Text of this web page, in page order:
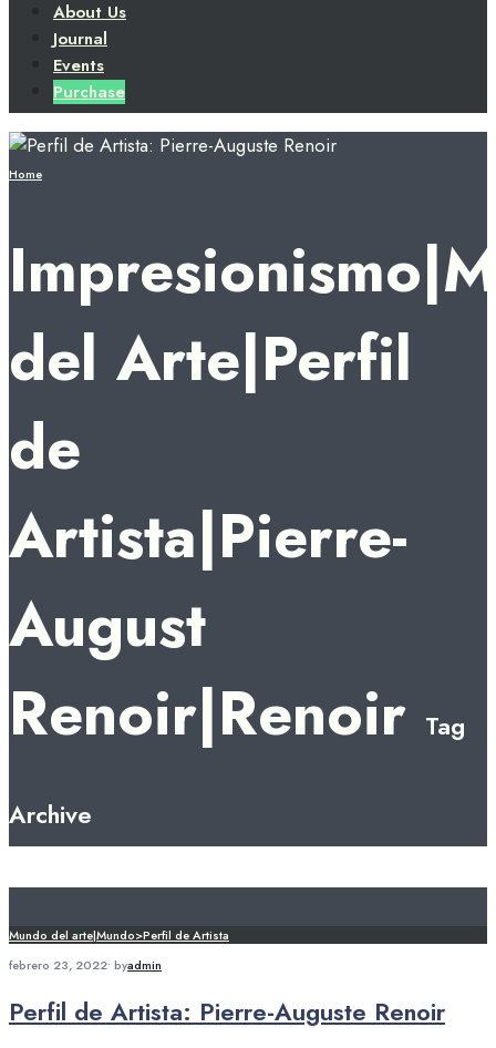
About Us
Journal
Events
Purchase
Home
del Arte|Perfil
de
Artista|Pierre-
August
Renoir|Renoir Tag
Archive
Mundo del arte|Mundo>Perfil de Artista
febrero 23, 2022• byadmin
Perfil de Artista: Pierre-Auguste Renoir